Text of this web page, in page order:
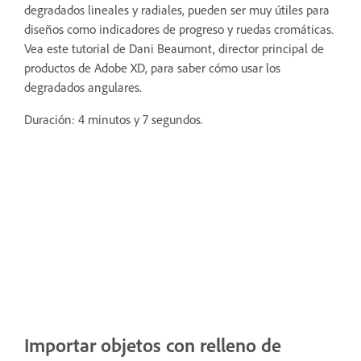
degradados lineales y radiales, pueden ser muy útiles para
diseños como indicadores de progreso y ruedas cromáticas.
Vea este tutorial de Dani Beaumont, director principal de
productos de Adobe XD, para saber cómo usar los
degradados angulares.
Duración: 4 minutos y 7 segundos.
Importar objetos con relleno de